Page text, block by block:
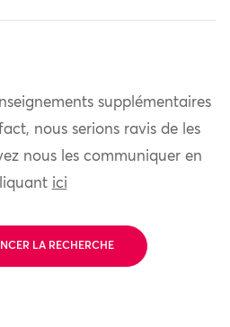
supplémentaires
nous serions ravis de les
nous les communiquer en
ici
LA RECHERCHE